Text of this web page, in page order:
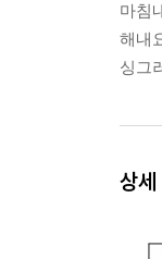
마침
해내
싱그
상세